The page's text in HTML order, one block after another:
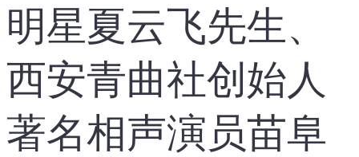
明星夏云飞先生、
西安青曲社创始人
著名相声演员苗阜